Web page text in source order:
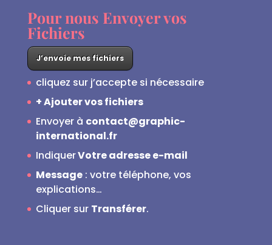
Pour nous Envoyer vos
Fichiers
J’envoie mes fichiers
cliquez sur j’accepte si nécessaire
+ Ajouter vos fichiers
Envoyer à contact@graphic-
international.fr
IndiquerVotre adresse e-mail
Message: votre téléphone, vos
explications…
Cliquer sur Transférer.